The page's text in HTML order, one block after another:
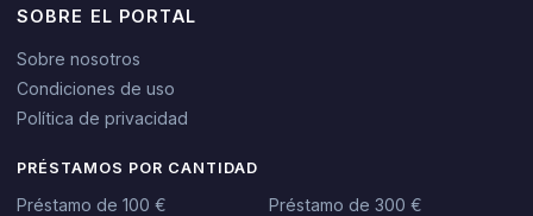
SOBRE EL PORTAL
Sobre nosotros
Condiciones de uso
Política de privacidad
PRÉSTAMOS POR CANTIDAD
Préstamo de 100 €
Préstamo de 300 €